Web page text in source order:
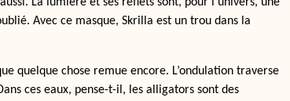
Avec ce masque, Skrilla est un trou dans la
quelque chose remue encore. L’ondulation traverse
ces eaux, pense-t-il, les alligators sont des